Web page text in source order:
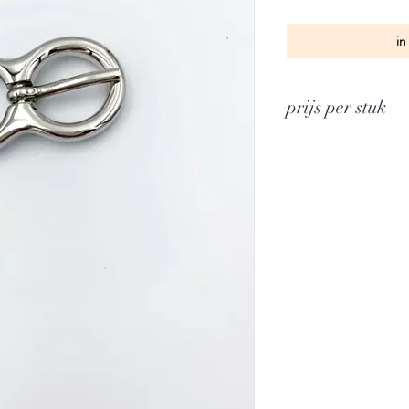
prijs per stuk